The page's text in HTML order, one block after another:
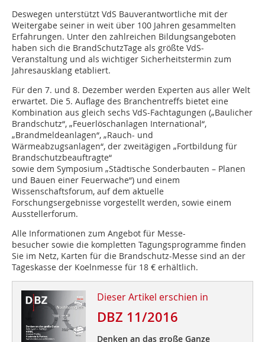
Deswegen unterstützt VdS Bauverantwortliche mit der
Weitergabe seiner in weit über 100 Jahren gesammelten
Erfahrungen. Unter den zahlreichen Bildungsangeboten
haben sich die BrandSchutzTage als größte VdS-
Veranstaltung und als wichtiger Sicherheitstermin zum
Jahresausklang etabliert.
Für den 7. und 8. Dezember werden Experten aus aller Welt
erwartet. Die 5. Auflage des Branchentreffs bietet eine
Kombination aus gleich sechs VdS-Fachtagungen („Baulicher
Brandschutz“, „Feuerlöschanlagen Interna­tional“,
„Brandmeldeanlagen“, „Rauch- und
Wärmeabzugsanlagen“, der zweitägigen „Fortbildung für
Brandschutzbeauftragte“
sowie dem Symposium „Städtische Sonderbauten – Planen
und Bauen einer Feuerwache“) und einem
Wissenschaftsforum, auf dem aktuelle
Forschungsergebnisse vorgestellt werden, sowie einem
Ausstellerforum.
Alle Informationen zum Angebot für Messe­-
besucher sowie die kompletten Tagungsprogramme finden
Sie im Netz, Karten für die Brandschutz-Messe sind an der
Tageskasse der Koelnmesse für 18 € erhältlich.
Dieser Artikel erschien in
DBZ 11/2016
Denken an das große Ganze